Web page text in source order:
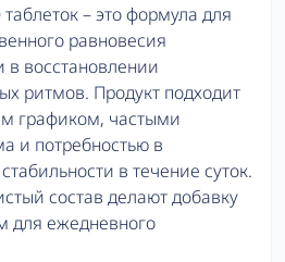
– это формула для
равновесия
восстановлении
ритмов. Продукт подходит
графиком, частыми
и потребностью в
в течение суток.
состав делают добавку
для ежедневного